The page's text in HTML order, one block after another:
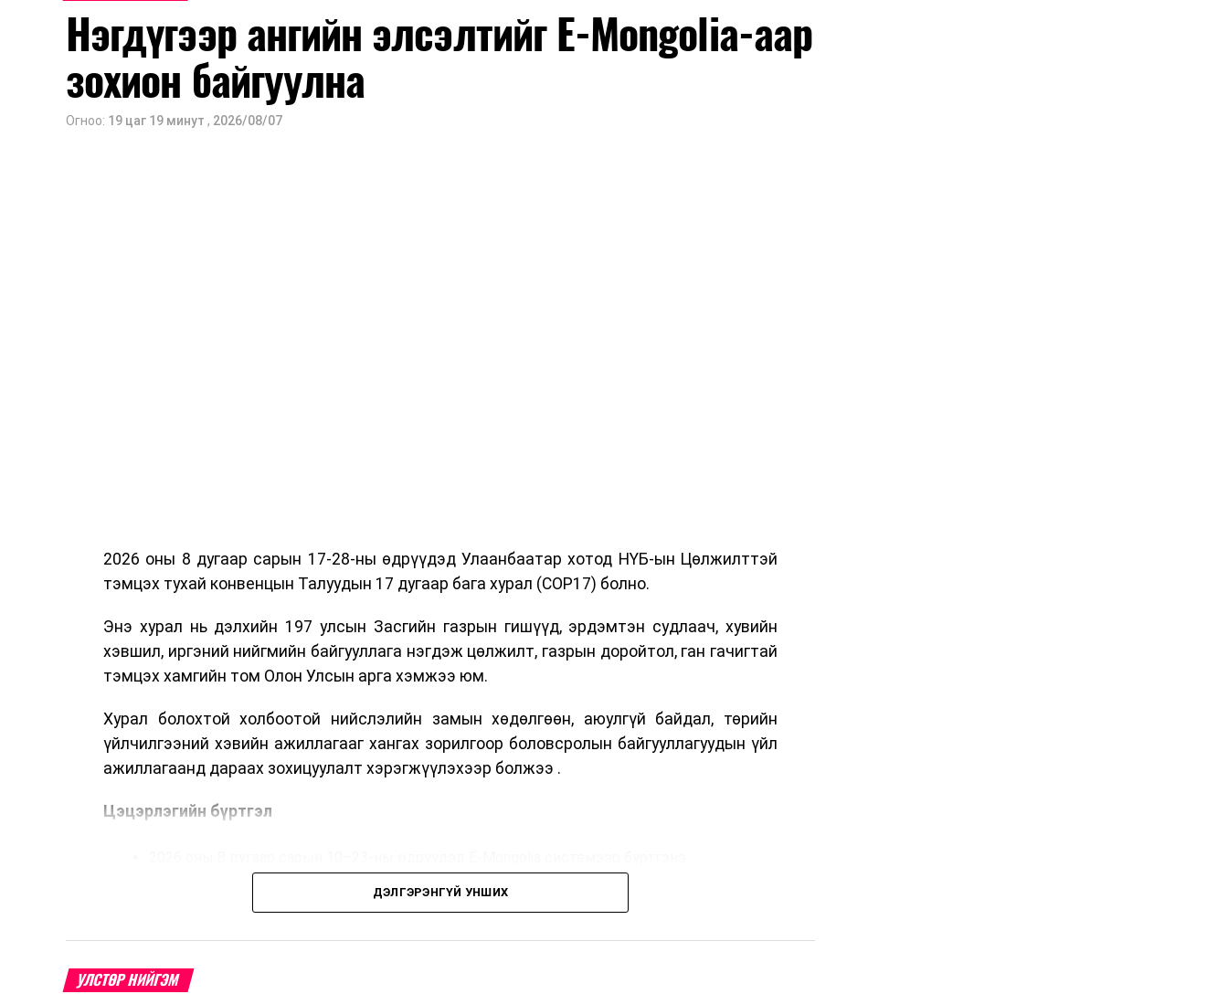
Нэгдүгээр ангийн элсэлтийг E-Mongolia-аар
зохион байгуулна
Огноо: 19 цаг 19 минут , 2026/08/07
2026 оны 8 дугаар сарын 17-28-ны өдрүүдэд Улаанбаатар хотод НҮБ-ын Цөлжилттэй
тэмцэх тухай конвенцын Талуудын 17 дугаар бага хурал (COP17) болно.
Энэ хурал нь дэлхийн 197 улсын Засгийн газрын гишүүд, эрдэмтэн судлаач, хувийн
хэвшил, иргэний нийгмийн байгууллага нэгдэж цөлжилт, газрын доройтол, ган гачигтай
тэмцэх хамгийн том Олон Улсын арга хэмжээ юм.
Хурал болохтой холбоотой нийслэлийн замын хөдөлгөөн, аюулгүй байдал, төрийн
үйлчилгээний хэвийн ажиллагааг хангах зорилгоор боловсролын байгууллагуудын үйл
ажиллагаанд дараах зохицуулалт хэрэгжүүлэхээр болжээ .
Цэцэрлэгийн бүртгэл
2026 оны 8 дугаар сарын 17–28-ны өдрүүдэд E-Mongolia системээр бүртгэнэ.
Энэ хугацаанд хүүхэд бүртгэх дэмжлэгийн баг сургуулиуд дээр ажиллахгүй.
ДЭЛГЭРЭНГҮЙ УНШИХ
УЛСТӨР НИЙГЭМ